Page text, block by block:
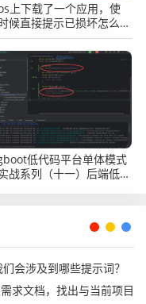
上下载了一个应用，使
候直接提示已损坏怎么
低代码平台单体模式
战系列（十一）后端低代
会涉及到哪些提示词？
求文档，找出与当前项目